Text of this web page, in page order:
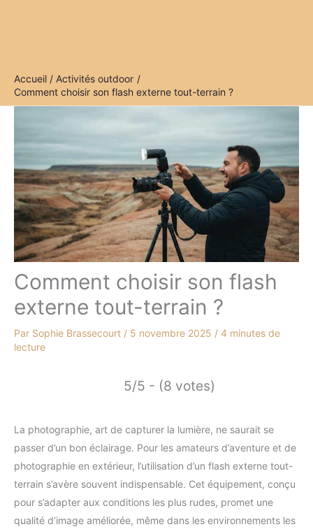
Accueil
Activités outdoor
Comment choisir son flash externe tout-terrain ?
Comment choisir son flash
externe tout-terrain ?
Par Sophie Brassecourt / 5 novembre 2025 / 4 minutes de
lecture
5/5 - (8 votes)
La photographie, art de capturer la lumière, ne saurait se
passer d’un bon éclairage. Pour les amateurs d’aventure et de
photographie en extérieur, l’utilisation d’un flash externe tout-
terrain s’avère souvent indispensable. Cet équipement, conçu
pour s’adapter aux conditions les plus rudes, promet une
qualité d’image améliorée, même dans les environnements les